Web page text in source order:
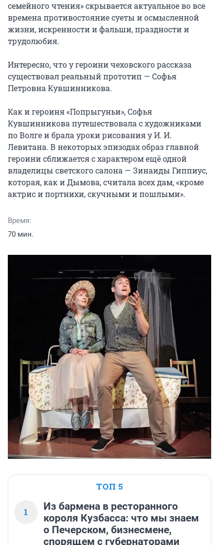
семейного чтения» скрывается актуальное во все
времена противостояние суеты и осмысленной
жизни, искренности и фальши, праздности и
трудолюбия.
Интересно, что у героини чеховского рассказа
существовал реальный прототип — Софья
Петровна Кувшинникова.
Как и героиня «Попрыгуньи», Софья
Кувшинникова путешествовала с художниками
по Волге и брала уроки рисования у И. И.
Левитана. В некоторых эпизодах образ главной
героини сближается с характером ещё одной
владелицы светского салона — Зинаиды Гиппиус,
которая, как и Дымова, считала всех дам, «кроме
актрис и портнихи, скучными и пошлыми».
Время:
70 мин.
ТОП 5
1
Из бармена в ресторанного
короля Кузбасса: что мы знаем
о Печерском, бизнесмене,
спорящем с губернаторами